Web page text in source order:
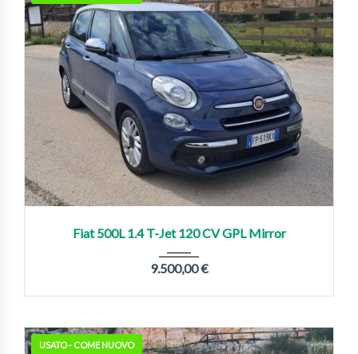
Fiat 500L 1.4 T-Jet 120 CV GPL Mirror
9.500,00€
USATO - COME NUOVO